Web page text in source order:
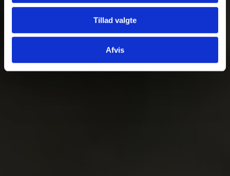
Tillad valgte
Afvis